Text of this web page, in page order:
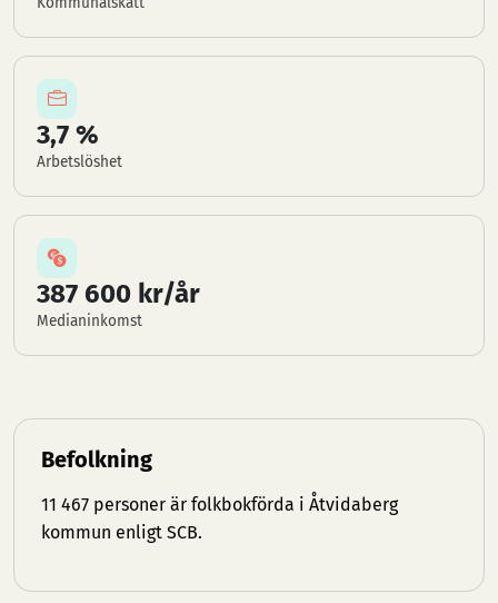
3,7 %
Arbetslöshet
387 600 kr/år
Medianinkomst
Befolkning
11 467 personer är folkbokförda i Åtvidaberg
kommun enligt SCB.